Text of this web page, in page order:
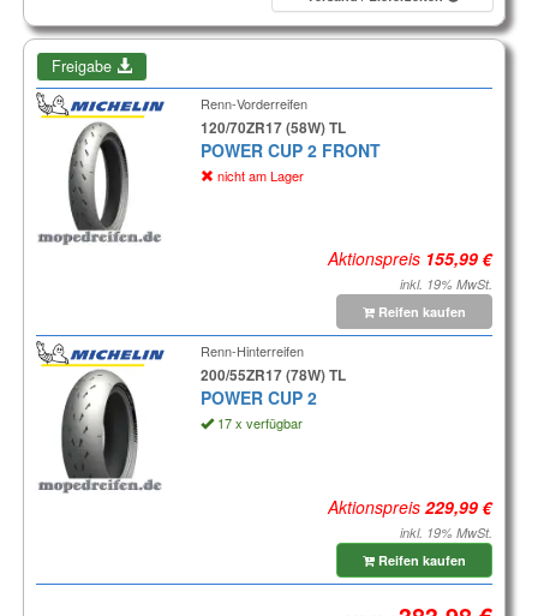
Freigabe
Renn-Vorderreifen
120/70ZR17 (58W) TL
POWER CUP 2 FRONT
nicht am Lager
Aktionspreis
inkl. 19% MwSt.
Reifen kaufen
Renn-Hinterreifen
200/55ZR17 (78W) TL
POWER CUP 2
17 x verfügbar
Aktionspreis
inkl. 19% MwSt.
Reifen kaufen